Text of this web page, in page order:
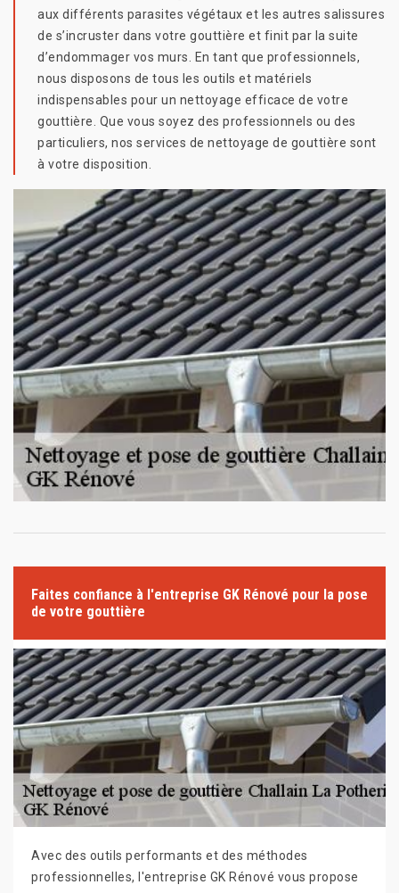
aux différents parasites végétaux et les autres salissures
de s’incruster dans votre gouttière et finit par la suite
d’endommager vos murs. En tant que professionnels,
nous disposons de tous les outils et matériels
indispensables pour un nettoyage efficace de votre
gouttière. Que vous soyez des professionnels ou des
particuliers, nos services de nettoyage de gouttière sont
à votre disposition.
Faites confiance à l'entreprise GK Rénové pour la pose
de votre gouttière
Avec des outils performants et des méthodes
professionnelles, l'entreprise GK Rénové vous propose